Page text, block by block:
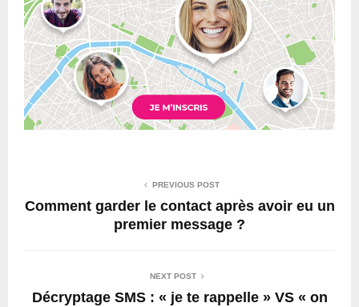
PREVIOUS POST
Comment garder le contact après avoir eu un
premier message ?
NEXT POST
Décryptage SMS : « je te rappelle » VS « on